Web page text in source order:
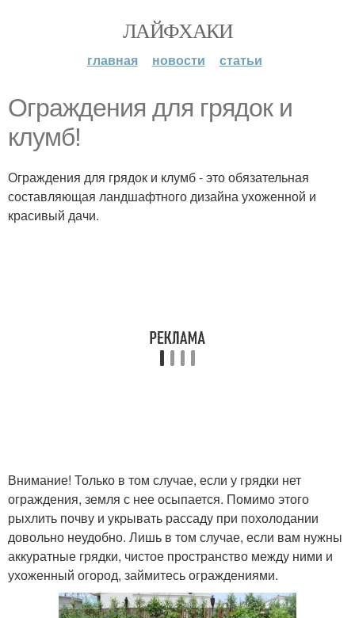
ЛАЙФХАКИ
главная новости статьи
Ограждения для грядок и
клумб!
Ограждения для грядок и клумб - это обязательная
составляющая ландшафтного дизайна ухоженной и
красивый дачи.
Внимание! Только в том случае, если у грядки нет
ограждения, земля с нее осыпается. Помимо этого
рыхлить почву и укрывать рассаду при похолодании
довольно неудобно. Лишь в том случае, если вам нужны
аккуратные грядки, чистое пространство между ними и
ухоженный огород, займитесь ограждениями.